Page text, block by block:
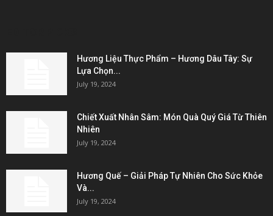
Hương Liệu Thực Phẩm – Hương Dâu Tây: Sự
Lựa Chọn...
July 19, 2024
Chiết Xuất Nhân Sâm: Món Quà Quý Giá Từ Thiên
Nhiên
July 19, 2024
Hương Quế – Giải Pháp Tự Nhiên Cho Sức Khỏe
Và...
July 19, 2024